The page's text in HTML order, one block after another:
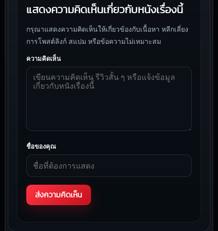
แสดงความคิดเห็นเกี่ยวกับหนังเรื่องนี้
กรุณาแสดงความคิดเห็นให้เกี่ยวข้องกับเนื้อหา หลีกเลี่ยง
การโพสต์ลิงก์ สแปม หรือข้อความไม่เหมาะสม
ความคิดเห็น
ชื่อของคุณ